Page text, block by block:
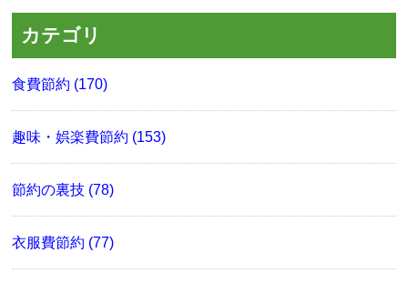
カテゴリ
食費節約 (170)
趣味・娯楽費節約 (153)
節約の裏技 (78)
衣服費節約 (77)